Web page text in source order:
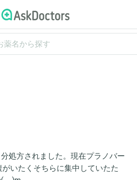
処方されました。現在プラノバー
いたくそちらに集中していたた